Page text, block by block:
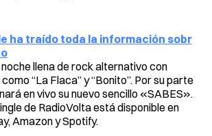
ha traído toda la información sobr
llena de rock alternativo con
“La Flaca” y “Bonito”. Por su parte
en vivo su nuevo sencillo «SABES».
de RadioVolta está disponible en
Amazon y Spotify.